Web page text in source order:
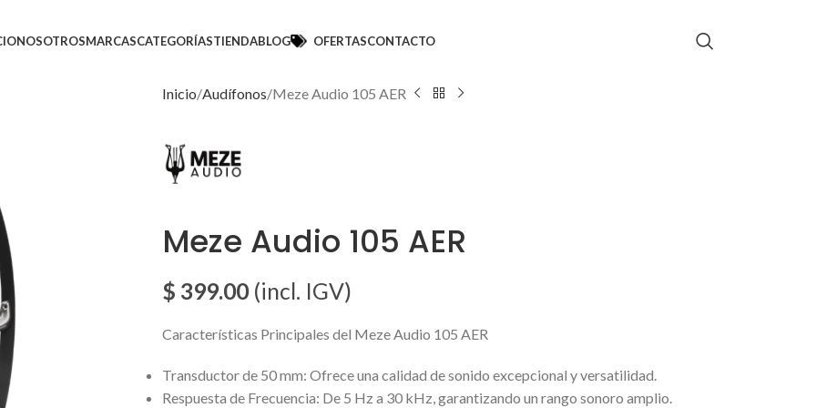
NOSOTROSMARCASCATEGORÍASTIENDABLOG OFERTASCONTACTO
Inicio Audífonos Meze Audio 105 AER
Meze Audio 105 AER
$ 399.00(incl. IGV)
Características Principales del Meze Audio 105 AER
Transductor de 50 mm: Ofrece una calidad de sonido excepcional y versatilidad.
Respuesta de Frecuencia: De 5 Hz a 30 kHz, garantizando un rango sonoro amplio.